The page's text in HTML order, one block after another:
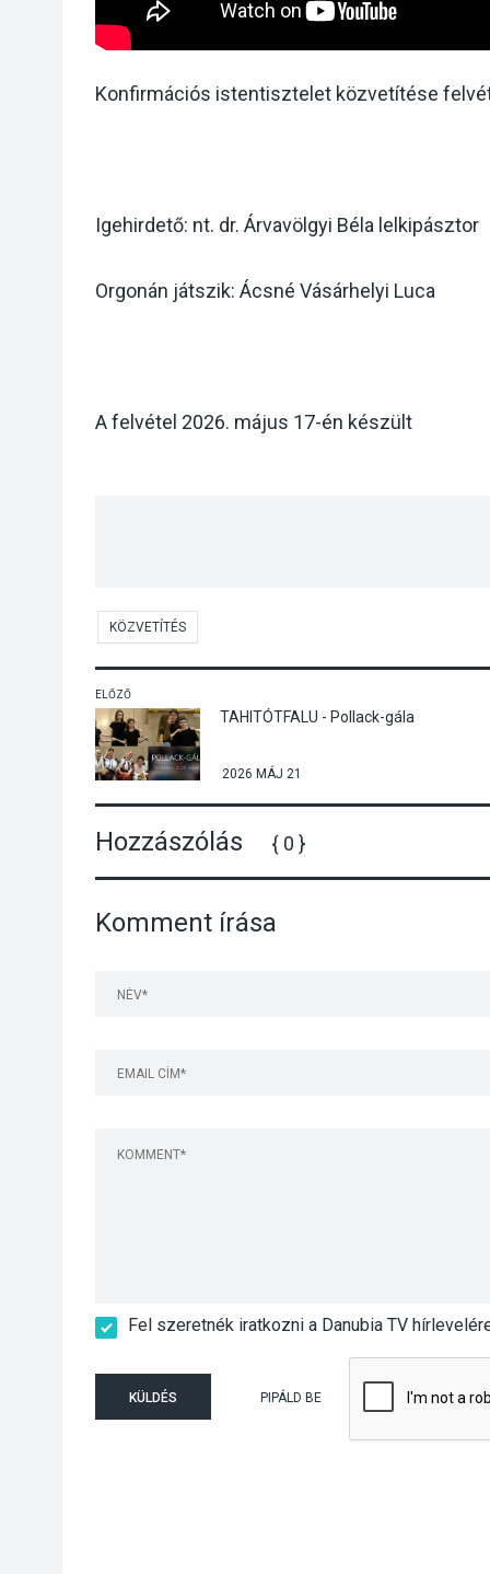
Konfirmációs istentisztelet közvetítése
Igehirdető: nt. dr. Árvavölgyi Béla lelkipásztor
Orgonán játszik: Ácsné Vásárhelyi Luca
A felvétel 2026. május 17-én készült
KÖZVETÍTÉS
ELŐZŐ
TAHITÓTFALU - Pollack-gála
2026 MÁJ 21
Hozzászólás { 0 }
Komment írása
Fel szeretnék iratkozni a Danubia TV
KÜLDÉS PIPÁLD BE